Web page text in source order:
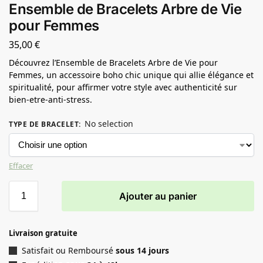
Ensemble de Bracelets Arbre de Vie
pour Femmes
35,00€
Découvrez l’Ensemble de Bracelets Arbre de Vie pour
Femmes, un accessoire boho chic unique qui allie élégance et
spiritualité, pour affirmer votre style avec authenticité sur
bien-etre-anti-stress.
TYPE DE BRACELET: No selection
Effacer
Ajouter au panier
Livraison gratuite
Satisfait ou Remboursé sous 14 jours